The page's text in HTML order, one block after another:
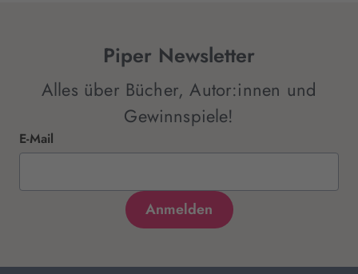
Piper Newsletter
Alles über Bücher, Autor:innen und
Gewinnspiele!
E-Mail